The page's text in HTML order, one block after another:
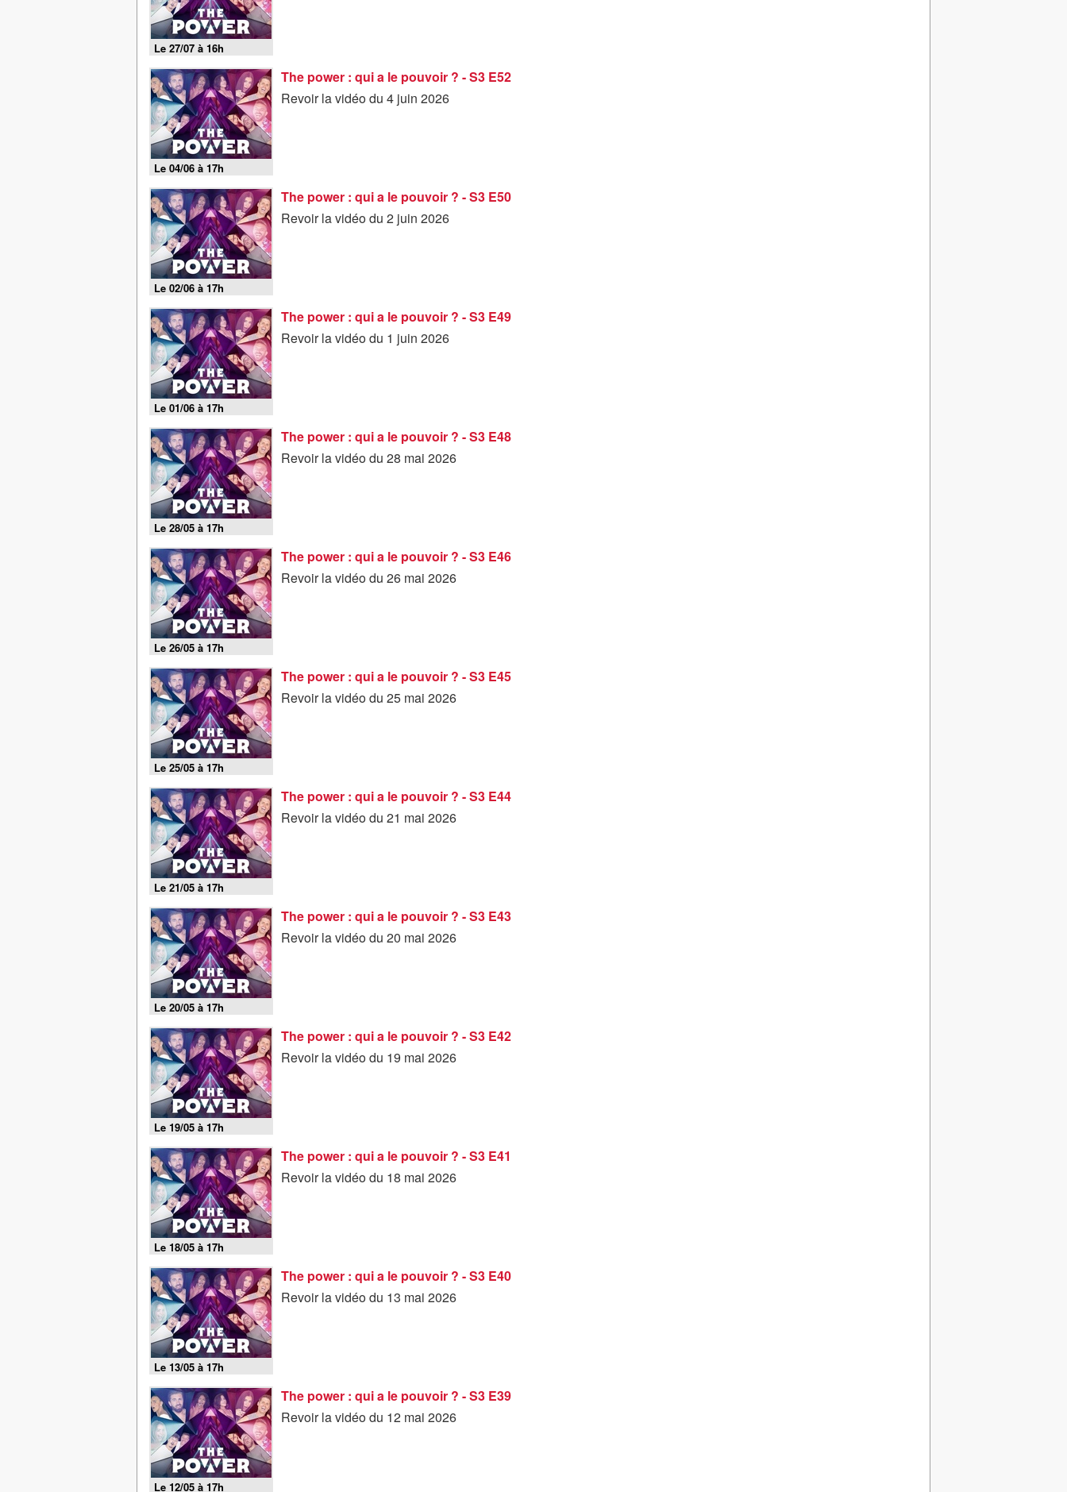
Le 27/07 à 16h
Le 04/06 à 17h
The power : qui a le pouvoir ? - S3 E52
Revoir la vidéo du 4 juin 2026
Le 02/06 à 17h
The power : qui a le pouvoir ? - S3 E50
Revoir la vidéo du 2 juin 2026
Le 01/06 à 17h
The power : qui a le pouvoir ? - S3 E49
Revoir la vidéo du 1 juin 2026
Le 28/05 à 17h
The power : qui a le pouvoir ? - S3 E48
Revoir la vidéo du 28 mai 2026
Le 26/05 à 17h
The power : qui a le pouvoir ? - S3 E46
Revoir la vidéo du 26 mai 2026
Le 25/05 à 17h
The power : qui a le pouvoir ? - S3 E45
Revoir la vidéo du 25 mai 2026
Le 21/05 à 17h
The power : qui a le pouvoir ? - S3 E44
Revoir la vidéo du 21 mai 2026
Le 20/05 à 17h
The power : qui a le pouvoir ? - S3 E43
Revoir la vidéo du 20 mai 2026
Le 19/05 à 17h
The power : qui a le pouvoir ? - S3 E42
Revoir la vidéo du 19 mai 2026
Le 18/05 à 17h
The power : qui a le pouvoir ? - S3 E41
Revoir la vidéo du 18 mai 2026
Le 13/05 à 17h
The power : qui a le pouvoir ? - S3 E40
Revoir la vidéo du 13 mai 2026
Le 12/05 à 17h
The power : qui a le pouvoir ? - S3 E39
Revoir la vidéo du 12 mai 2026